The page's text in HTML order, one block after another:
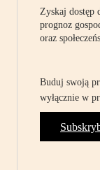
Zyskaj dostęp
prognoz
oraz
Buduj swoją
wyłącznie w